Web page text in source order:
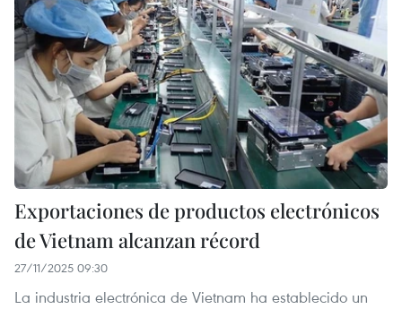
Exportaciones de productos electrónicos
de Vietnam alcanzan récord
27/11/2025 09:30
La industria electrónica de Vietnam ha establecido un